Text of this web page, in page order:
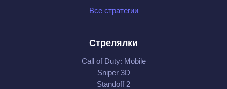
Все стратегии
Стрелялки
Call of Duty: Mobile
Sniper 3D
Standoff 2